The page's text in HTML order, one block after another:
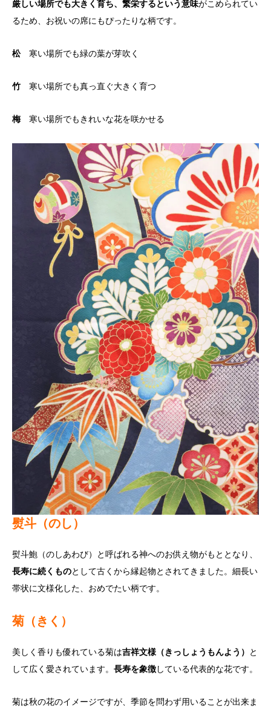
厳しい場所でも大きく育ち、繁栄するという意味がこめられてい
るため、お祝いの席にもぴったりな柄です。
松寒い場所でも緑の葉が芽吹く
竹 寒い場所でも真っ直ぐ大きく育つ
梅寒い場所でもきれいな花を咲かせる
熨斗（のし）
熨斗鮑（のしあわび）と呼ばれる神へのお供え物がもととなり、
長寿に続くものとして古くから縁起物とされてきました。細長い
帯状に文様化した、おめでたい柄です。
菊（きく）
美しく香りも優れている菊は吉祥文様（きっしょうもんよう） と
して広く愛されています。 長寿を象徴している代表的な花です。
菊は秋の花のイメージですが、季節を問わず用いることが出来ま